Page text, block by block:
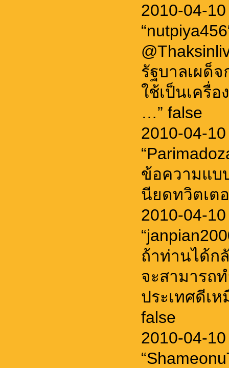
2010-04-
รัฐบาลเผด็
ใช้เป็นเครื่
…” false
2010-04-
ข้อความแบ
นียดทวิตเต
2010-04-
ถ้าท่านได้ก
จะสามารถ
ประเทศดีเห
false
2010-04-